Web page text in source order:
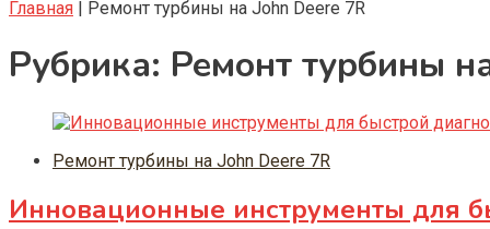
Главная | Ремонт турбины на John Deere 7R
Рубрика: Ремонт турбины
Ремонт турбины на John Deere 7R
Инновационные инструменты для